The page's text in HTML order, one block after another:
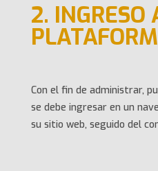
2. INGRESO
Con el fin de administrar,
se debe ingresar en un
su sitio web, seguido del